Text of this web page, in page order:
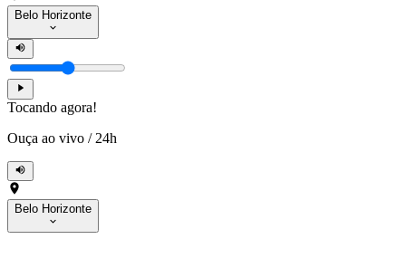
Belo Horizonte
Tocando agora!
Ouça ao vivo / 24h
Belo Horizonte